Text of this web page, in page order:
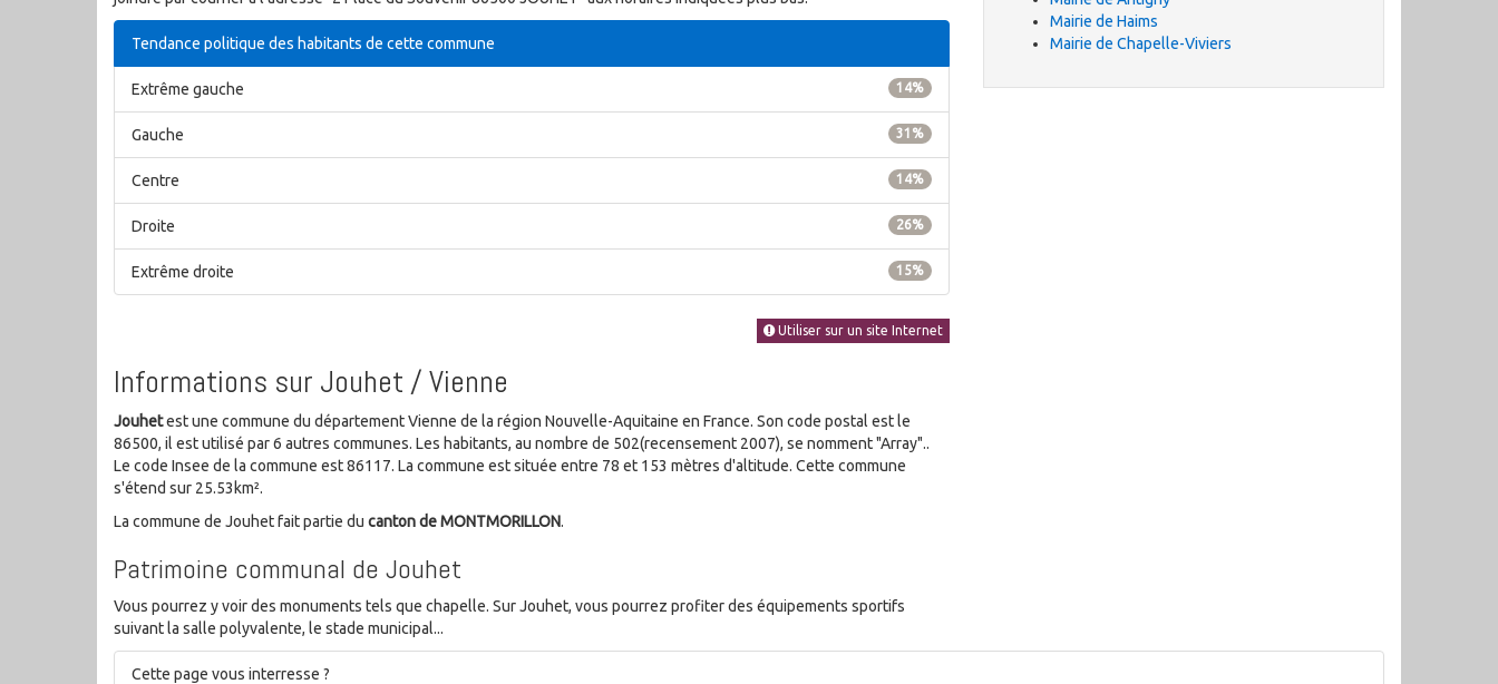
Tendance politique des habitants de cette commune
14%
Extrême gauche
31%
Gauche
14%
Centre
26%
Droite
15%
Extrême droite
Utiliser sur un site Internet
Informations sur Jouhet / Vienne
Jouhetest une commune du département Vienne de la région Nouvelle-Aquitaine en France. Son code postal est le
86500, il est utilisé par 6 autres communes. Les habitants, au nombre de 502(recensement 2007), se nomment "Array"..
Le code Insee de la commune est 86117. La commune est située entre 78 et 153 mètres d'altitude. Cette commune
s'étend sur 25.53km².
La commune de Jouhet fait partie du canton de MONTMORILLON.
Patrimoine communal de Jouhet
Vous pourrez y voir des monuments tels que chapelle. Sur Jouhet, vous pourrez profiter des équipements sportifs
suivant la salle polyvalente, le stade municipal...
Mairie de Haims
Mairie de Chapelle-Viviers
Cette page vous interresse ?